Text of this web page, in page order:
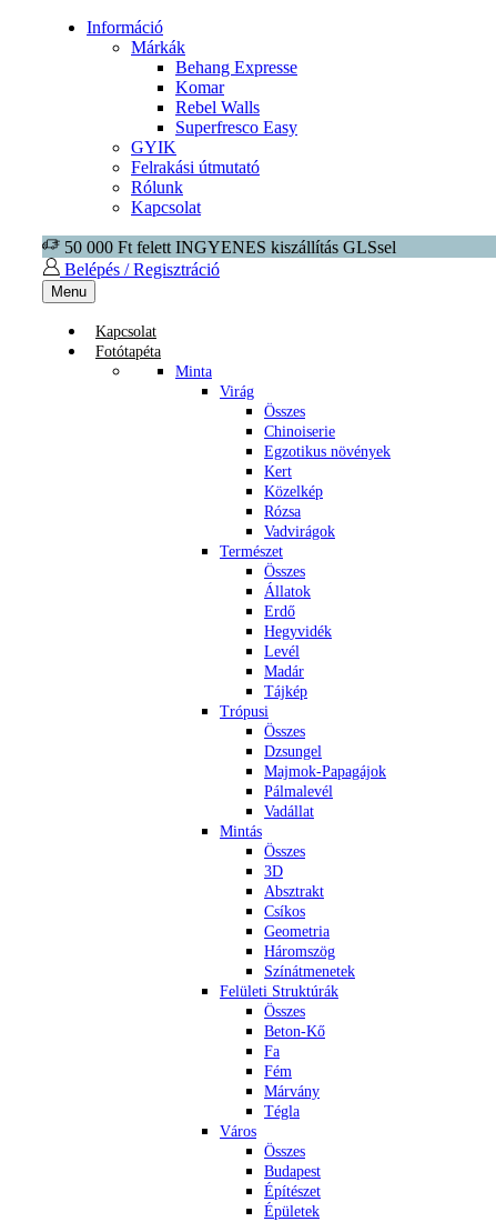
Információ
Márkák
Behang Expresse
Komar
Rebel Walls
Superfresco Easy
GYIK
Felrakási útmutató
Rólunk
Kapcsolat
50 000 Ft felett INGYENES kiszállítás GLSsel
Belépés / Regisztráció
Menu
Kapcsolat
Fotótapéta
Minta
Virág
Összes
Chinoiserie
Egzotikus növények
Kert
Közelkép
Rózsa
Vadvirágok
Természet
Összes
Állatok
Erdő
Hegyvidék
Levél
Madár
Tájkép
Trópusi
Összes
Dzsungel
Majmok-Papagájok
Pálmalevél
Vadállat
Mintás
Összes
3D
Absztrakt
Csíkos
Geometria
Háromszög
Színátmenetek
Felületi Struktúrák
Összes
Beton-Kő
Fa
Fém
Márvány
Tégla
Város
Összes
Budapest
Építészet
Épületek